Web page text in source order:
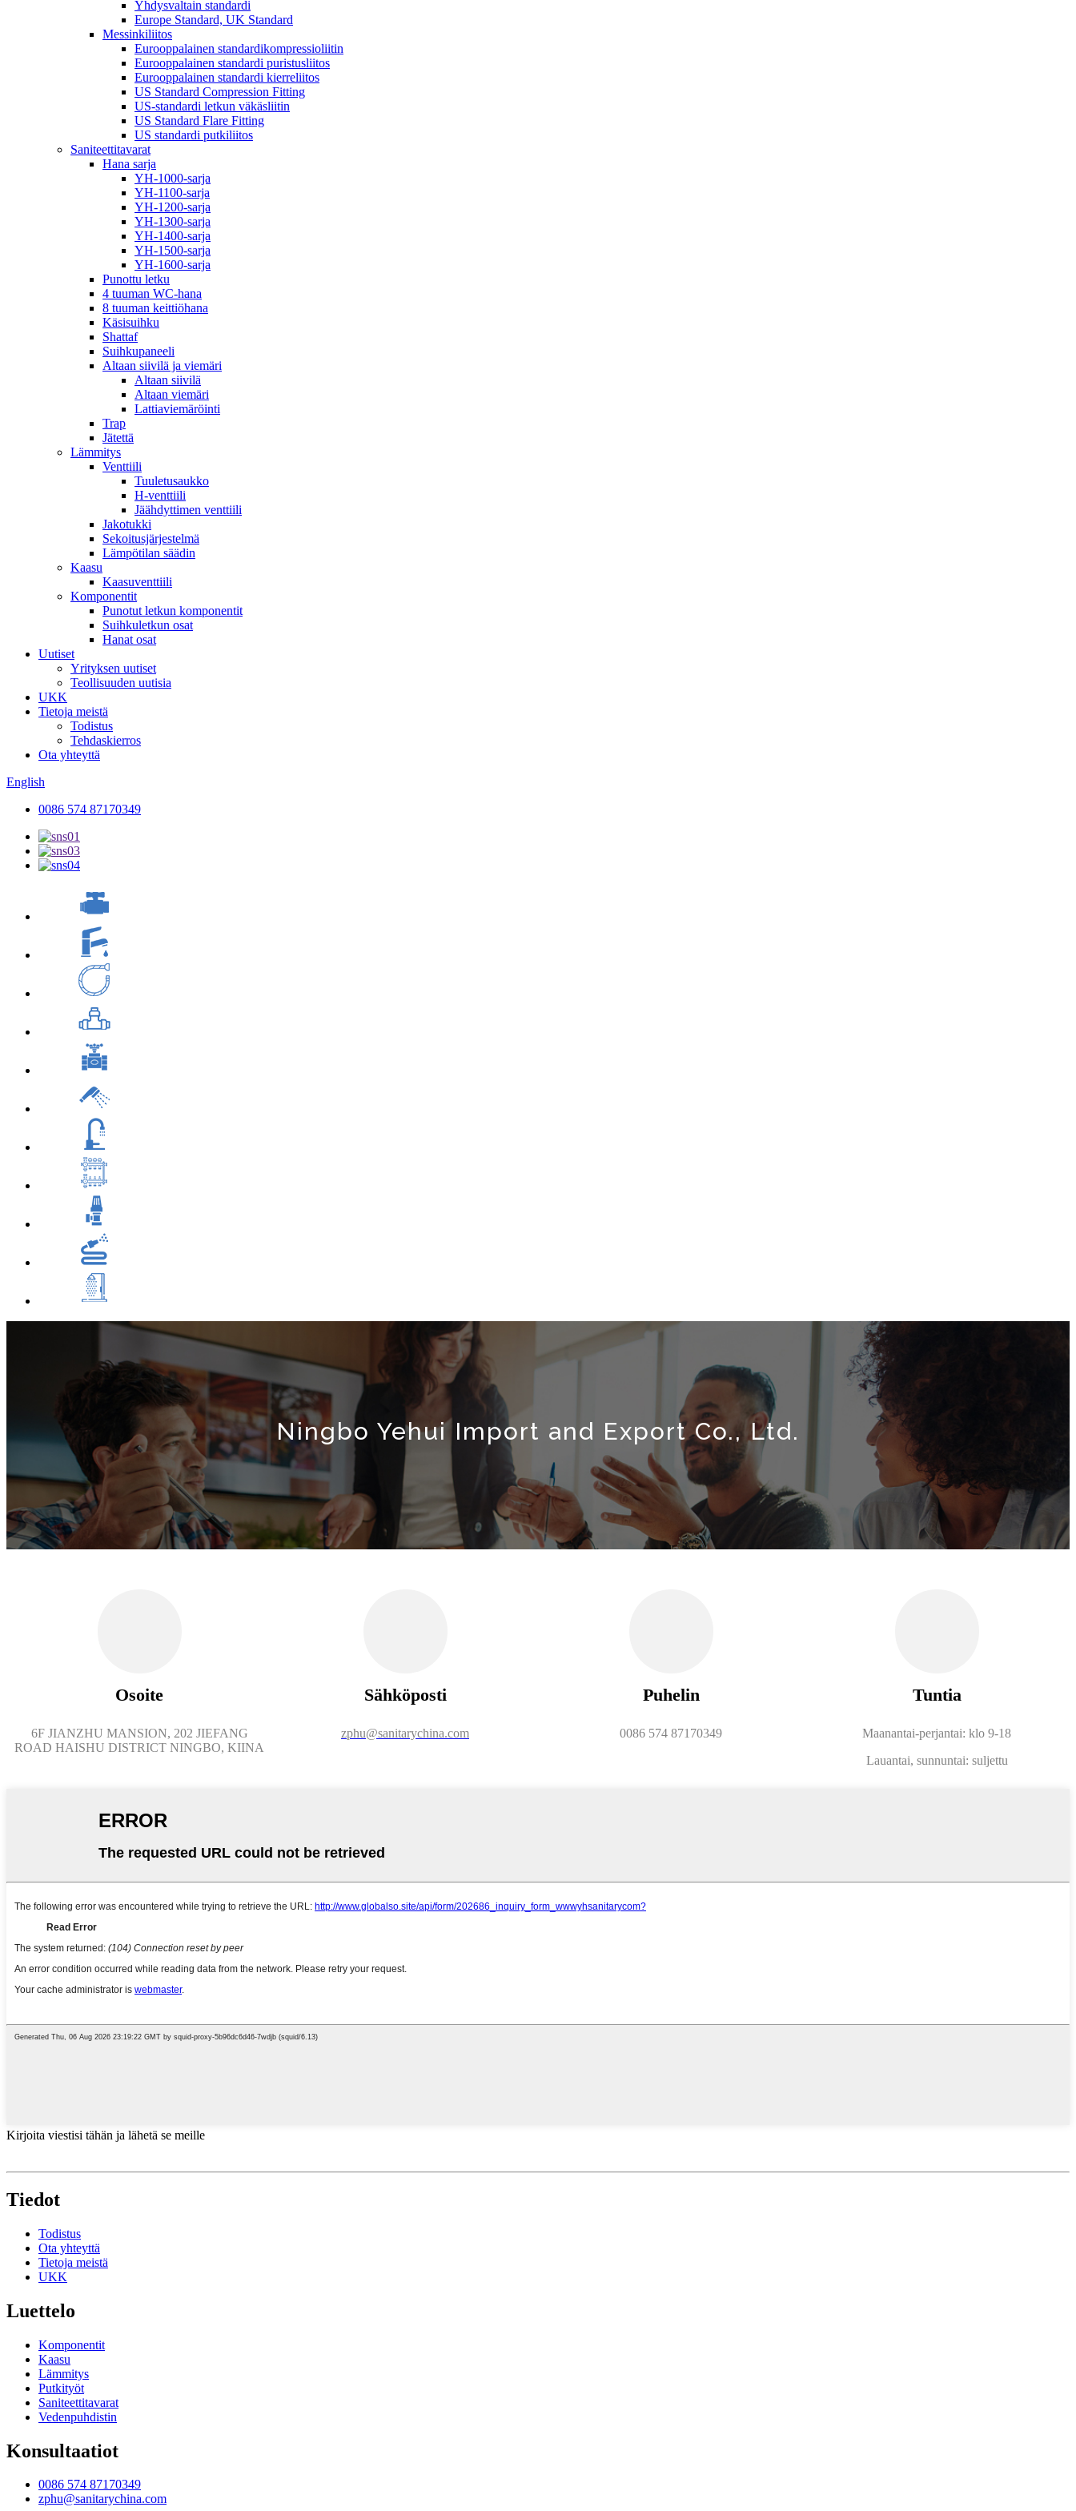
Yhdysvaltain standardi
Europe Standard, UK Standard
Messinkiliitos
Eurooppalainen standardikompressioliitin
Eurooppalainen standardi puristusliitos
Eurooppalainen standardi kierreliitos
US Standard Compression Fitting
US-standardi letkun väkäsliitin
US Standard Flare Fitting
US standardi putkiliitos
Saniteettitavarat
Hana sarja
YH-1000-sarja
YH-1100-sarja
YH-1200-sarja
YH-1300-sarja
YH-1400-sarja
YH-1500-sarja
YH-1600-sarja
Punottu letku
4 tuuman WC-hana
8 tuuman keittiöhana
Käsisuihku
Shattaf
Suihkupaneeli
Altaan siivilä ja viemäri
Altaan siivilä
Altaan viemäri
Lattiaviemäröinti
Trap
Jätettä
Lämmitys
Venttiili
Tuuletusaukko
H-venttiili
Jäähdyttimen venttiili
Jakotukki
Sekoitusjärjestelmä
Lämpötilan säädin
Kaasu
Kaasuventtiili
Komponentit
Punotut letkun komponentit
Suihkuletkun osat
Hanat osat
Uutiset
Yrityksen uutiset
Teollisuuden uutisia
UKK
Tietoja meistä
Todistus
Tehdaskierros
Ota yhteyttä
English
0086 574 87170349
Ningbo Yehui Import and Export Co., Ltd.
Osoite
6F JIANZHU MANSION, 202 JIEFANG
ROAD HAISHU DISTRICT NINGBO, KIINA
Sähköposti
zphu@sanitarychina.com
Puhelin
0086 574 87170349
Tuntia
Maanantai-perjantai: klo 9-18
Lauantai, sunnuntai: suljettu
Kirjoita viestisi tähän ja lähetä se meille
Tiedot
Todistus
Ota yhteyttä
Tietoja meistä
UKK
Luettelo
Komponentit
Kaasu
Lämmitys
Putkityöt
Saniteettitavarat
Vedenpuhdistin
Konsultaatiot
0086 574 87170349
zphu@sanitarychina.com